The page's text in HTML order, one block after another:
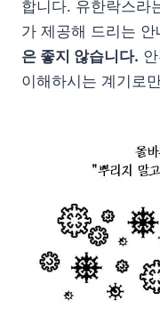
합니다. 유한락스라
가 제공해 드리는 안
은 좋지 않습니다.
이해하시는 계기로